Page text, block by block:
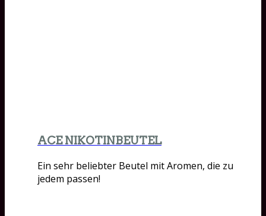
ACE NIKOTINBEUTEL
Ein sehr beliebter Beutel mit Aromen, die zu
jedem passen!